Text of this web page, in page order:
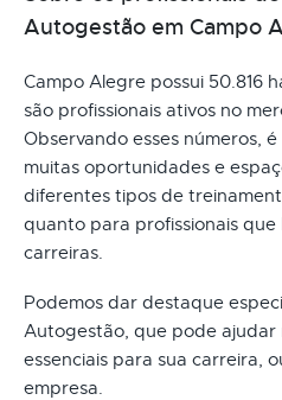
Autogestão em Campo
Campo Alegre possui 50.816
são profissionais ativos no
Observando esses números,
muitas oportunidades e
diferentes tipos de
quanto para profissionais que
carreiras.
Podemos dar destaque
Autogestão, que pode ajudar
essenciais para sua carreira,
empresa.